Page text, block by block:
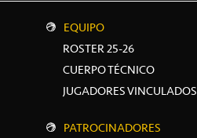
EQUIPO
ROSTER 25-26
CUERPO TÉCNICO
JUGADORES VINCULADOS
PATROCINADORES